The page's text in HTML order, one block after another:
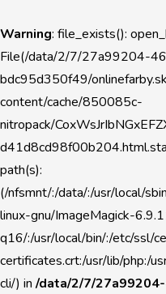
Warning: file_exists():
File(/data/2/7/27a99204-
bdc95d350f49/
content/cache/850085c-
nitropack/
path(s):
(/nfsmnt/:/data/:/usr/local/
linux-gnu/ImageMagick-
q16/:/usr/local/bin/:/etc/ssl/
certificates.crt:/usr/lib/php:/
cli/) in /data/2/7/